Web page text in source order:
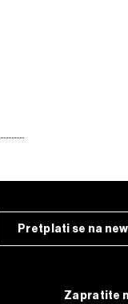
Pretplati se na
Zapratite